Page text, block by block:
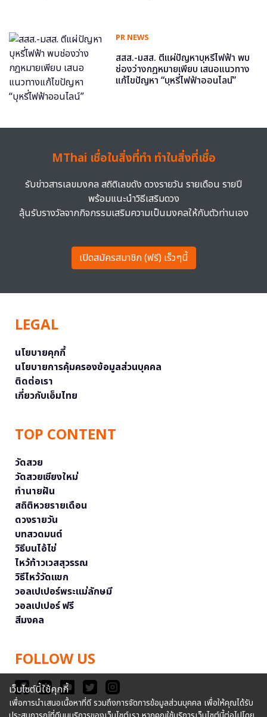
PR NEWS
สสส.-มสส. ตีแผ่ปัญหาบุหรี่ไฟฟ้า พบ
ช่องว่างกฎหมายเพียบ เสนอแนวทาง
แก้ไขปัญหา “บุหรี่ไฟฟ้าออนไลน์”
MThai เชื่อในสิ่งที่ทำ ทำในสิ่งที่เชื่อ
รับข่าวสารเลขมงคล สถิติเลขดัง ดวงรายวัน รายเดือน รายปี
พร้อมแนะนำวิธีเสริมดวง
ลุ้นรับรางวัลจากกิจกรรมเสริมความเป็นมงคลให้กับตัวท่านเอง
เปิดสมัครสมาชิก (ฟรี) เร็วๆนี้
LEGAL
นโยบายคุกกี้
นโยบายการคุ้มครองข้อมูลส่วนบุคคล
ติดต่อเรา
เกี่ยวกับเอ็มไทย
TOP CONTENT
วัดสวย
วัดสวยเชียงใหม่
ทำนายฝัน
สถิติหวยรายเดือน
ดวงรายวัน
บทสวดมนต์
วิธีบนไอ้ไข่
ไหว้ท้าวเวสสุวรรณ
วิธีไหว้วัดแขก
วอลเปเปอร์พระแม่ลักษมี
วอลเปเปอร์ ฟรี
สีมงคล
FOLLOW US
เว็บไซต์นี้ใช้คุกกี้
เพื่อการนำเสนอเนื้อหาที่ดี รวมถึงการจัดการข้อมูลส่วนบุคคล เพื่อให้คุณได้รับ